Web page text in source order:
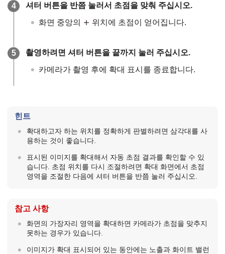
셔터 버튼을 반쯤 눌러서 초점을 맞춰 주십시오.
화면 중앙의
위치에 초점이 얻어집니다.
촬영하려면 셔터 버튼을 끝까지 눌러 주십시오.
카메라가 촬영 후에 확대 표시를 종료합니다.
힌트
확대하고자 하는 위치를 정확하게 판별하려면 삼각대를 사
용하는 것이 좋습니다.
표시된 이미지를 확대해서 자동 초점 결과를 확인할 수 있
습니다. 초점 위치를 다시 조절하려면 확대 화면에서 초점
영역을 조절한 다음에 셔터 버튼을 반쯤 눌러 주십시오.
참고 사항
화면의 가장자리 영역을 확대하면 카메라가 초점을 맞추지
못하는 경우가 있습니다.
이미지가 확대 표시되어 있는 동안에는 노출과 화이트 밸런